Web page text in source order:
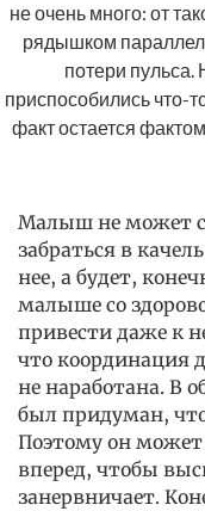
не очень много: от
рядышком
потери пульса.
приспособились что-
факт остается
Малыш не может
забраться в
нее, а будет,
малыше со
привести даже к
что координация
не наработана. В
был придуман,
Поэтому он
вперед, чтобы
занервничает.